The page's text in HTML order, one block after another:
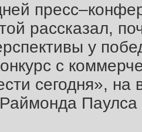
рассказал,
у
с
сегодня»,